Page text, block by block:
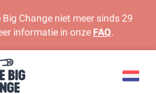
Change niet meer sinds 29
informatie in onze FAQ.